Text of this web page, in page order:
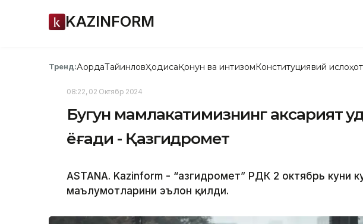
KAZINFORM
Тренд:АқордаТайинловҲодисаҚонун ва интизомКонституциявий ислоҳот
08:22, 02 Октябр 2024
Бугун мамлакатимизнинг аксарият
ёғади - Қазгидромет
ASTANA. Kazinform - “Қазгидромет” РДК 2 октябрь куни
маълумотларини эълон қилди.